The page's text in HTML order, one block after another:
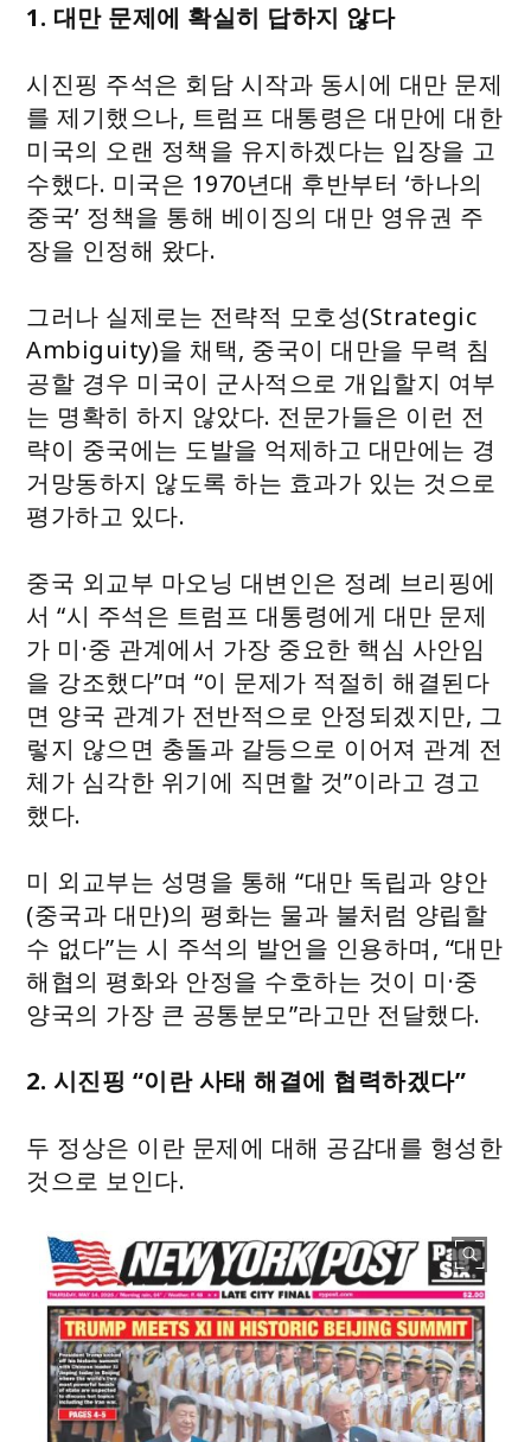
1. 대만 문제에 확실히 답하지 않다
시진핑 주석은 회담 시작과 동시에 대만 문제
를 제기했으나, 트럼프 대통령은 대만에 대한
미국의 오랜 정책을 유지하겠다는 입장을 고
수했다. 미국은 1970년대 후반부터 ‘하나의
중국’ 정책을 통해 베이징의 대만 영유권 주
장을 인정해 왔다.
그러나 실제로는 전략적 모호성(Strategic
Ambiguity)을 채택, 중국이 대만을 무력 침
공할 경우 미국이 군사적으로 개입할지 여부
는 명확히 하지 않았다. 전문가들은 이런 전
략이 중국에는 도발을 억제하고 대만에는 경
거망동하지 않도록 하는 효과가 있는 것으로
평가하고 있다.
중국 외교부 마오닝 대변인은 정례 브리핑에
서 “시 주석은 트럼프 대통령에게 대만 문제
가 미·중 관계에서 가장 중요한 핵심 사안임
을 강조했다”며 “이 문제가 적절히 해결된다
면 양국 관계가 전반적으로 안정되겠지만, 그
렇지 않으면 충돌과 갈등으로 이어져 관계 전
체가 심각한 위기에 직면할 것”이라고 경고
했다.
미 외교부는 성명을 통해 “대만 독립과 양안
(중국과 대만)의 평화는 물과 불처럼 양립할
수 없다”는 시 주석의 발언을 인용하며, “대만
해협의 평화와 안정을 수호하는 것이 미·중
양국의 가장 큰 공통분모”라고만 전달했다.
2. 시진핑 “이란 사태 해결에 협력하겠다”
두 정상은 이란 문제에 대해 공감대를 형성한
것으로 보인다.